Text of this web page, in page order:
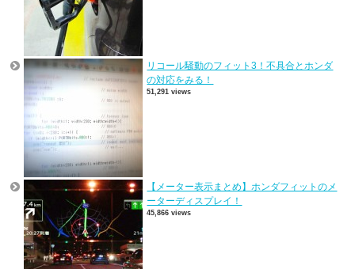
リコール騒動のフィット3！不具合とホンダ
の対応をみる！
51,291 views
【メーター表示まとめ】ホンダフィットのメ
ーターディスプレイ！
45,866 views